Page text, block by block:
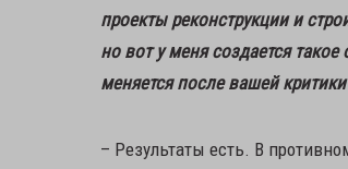
проекты реконструкции и
но вот у меня создается
меняется после вашей
– Результаты есть. В